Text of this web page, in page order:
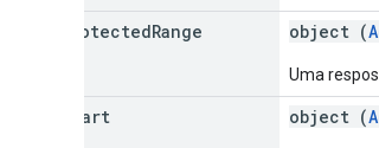
ProtectedRange object (
Uma
Chart object (